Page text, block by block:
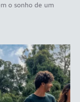
o sonho de um